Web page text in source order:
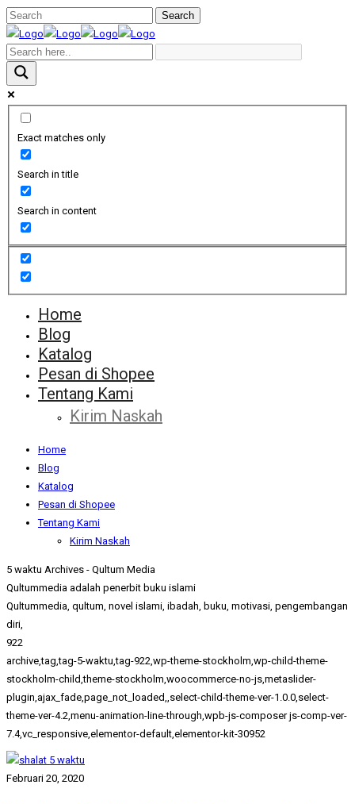
Exact matches only
Search in title
Search in content
Home
Blog
Katalog
Pesan di Shopee
Tentang Kami
Kirim Naskah
Home
Blog
Katalog
Pesan di Shopee
Tentang Kami
Kirim Naskah
5 waktu Archives - Qultum Media
Qultummedia adalah penerbit buku islami
Qultummedia, qultum, novel islami, ibadah, buku, motivasi, pengembangan
diri,
922
archive,tag,tag-5-waktu,tag-922,wp-theme-stockholm,wp-child-theme-
stockholm-child,theme-stockholm,woocommerce-no-js,metaslider-
plugin,ajax_fade,page_not_loaded,,select-child-theme-ver-1.0.0,select-
theme-ver-4.2,menu-animation-line-through,wpb-js-composer js-comp-ver-
7.4,vc_responsive,elementor-default,elementor-kit-30952
Februari 20, 2020